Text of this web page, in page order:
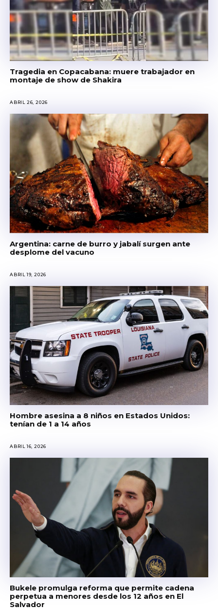
Tragedia en Copacabana: muere trabajador en
montaje de show de Shakira
ABRIL 26, 2026
Argentina: carne de burro y jabalí surgen ante
desplome del vacuno
ABRIL 19, 2026
Hombre asesina a 8 niños en Estados Unidos:
tenían de 1 a 14 años
ABRIL 16, 2026
Bukele promulga reforma que permite cadena
perpetua a menores desde los 12 años en El
Salvador